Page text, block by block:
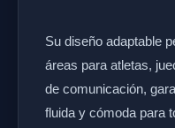
Su diseño adaptable
áreas para atletas,
de comunicación,
fluida y cómoda para